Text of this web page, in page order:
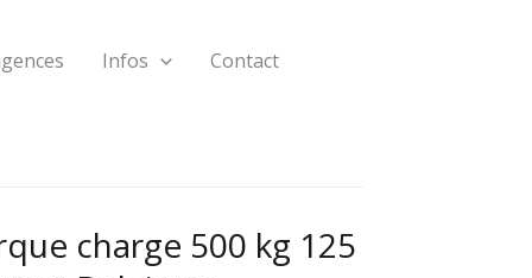
Infos Contact
charge 500 kg 125